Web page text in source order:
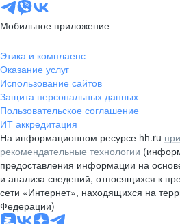
Мобильное приложение
Этика и комплаенс
Оказание услуг
Использование сайтов
Защита персональных данных
Пользовательское соглашение
ИТ аккредитация
На информационном ресурсе hh.ru
рекомендательные технологии
предоставления информации на
и анализа сведений, относящихся к
сети «Интернет», находящихся на
Федерации)